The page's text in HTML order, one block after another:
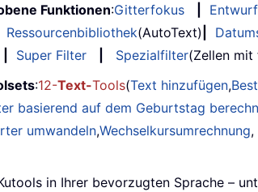
Funktionen:Gitterfokus Entwurf
Ressourcenbibliothek(AutoText)
Super Filter Spezialfilter(Zellen
:12-Text-Tools(Text hinzufügen,
basierend auf dem Geburtstag
umwandeln,Wechselkursumrechnung,
in Ihrer bevorzugten Sprache –